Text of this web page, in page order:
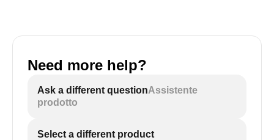
Need more help?
Ask a different questionAssistente
prodotto
Select a different product